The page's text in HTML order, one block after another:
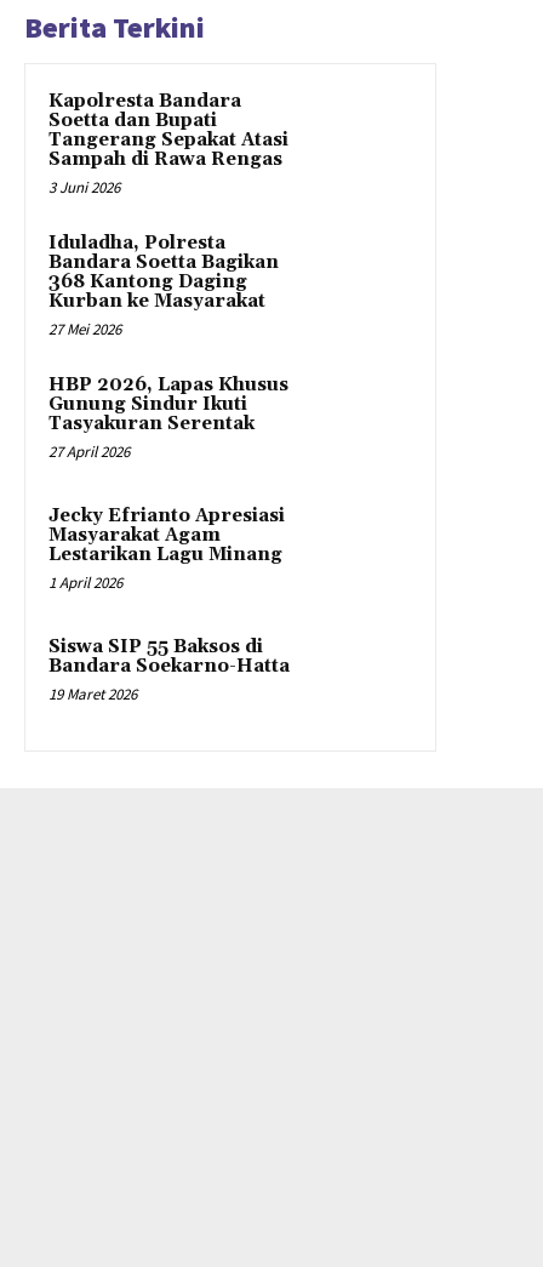
Berita Terkini
Kapolresta Bandara
Soetta dan Bupati
Tangerang Sepakat Atasi
Sampah di Rawa Rengas
3 Juni 2026
Iduladha, Polresta
Bandara Soetta Bagikan
368 Kantong Daging
Kurban ke Masyarakat
27 Mei 2026
HBP 2026, Lapas Khusus
Gunung Sindur Ikuti
Tasyakuran Serentak
27 April 2026
Jecky Efrianto Apresiasi
Masyarakat Agam
Lestarikan Lagu Minang
1 April 2026
Siswa SIP 55 Baksos di
Bandara Soekarno-Hatta
19 Maret 2026